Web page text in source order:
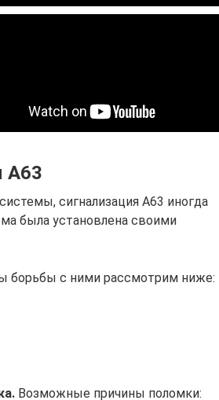
А63
сигнализация А63 иногда
была установлена своими
борьбы с ними рассмотрим ниже:
Возможные причины поломки: